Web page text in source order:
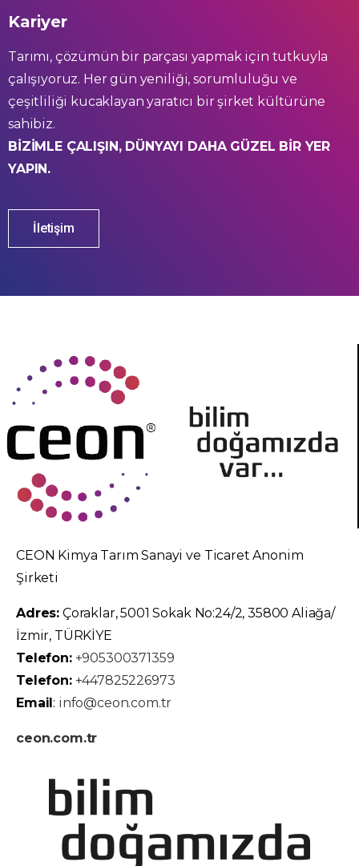
Kariyer
Tarımı, çözümün bir parçası yapmak için tutkuyla
çalışıyoruz. Her gün yeniliği, sorumluluğu ve
çeşitliliği kucaklayan yaratıcı bir şirket kültürüne
sahibiz.
BİZİMLE ÇALIŞIN, DÜNYAYI DAHA GÜZEL BİR YER
YAPIN.
İletişim
CEON Kimya Tarım Sanayi ve Ticaret Anonim
Şirketi
Adres: Çoraklar, 5001 Sokak No:24/2, 35800 Aliağa/
İzmir, TÜRKİYE
Telefon: +905300371359
Telefon: +447825226973
Email: info@ceon.com.tr
ceon.com.tr